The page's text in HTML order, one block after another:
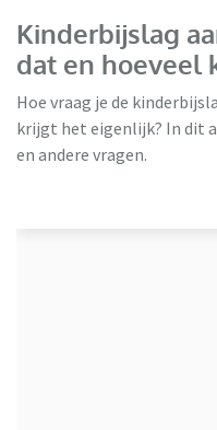
Kinderbijslag
dat en hoeveel
Hoe vraag je de
krijgt het eigenlijk? In dit
en andere vragen.